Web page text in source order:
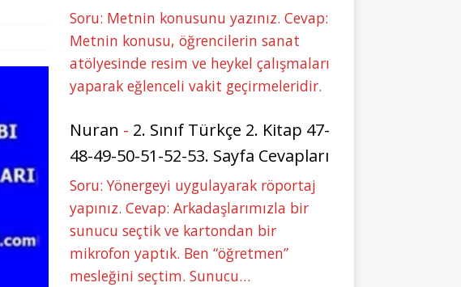
Soru: Metnin konusunu yazınız. Cevap:
Metnin konusu, öğrencilerin sanat
atölyesinde resim ve heykel çalışmaları
yaparak eğlenceli vakit geçirmeleridir.
Nuran - 2. Sınıf Türkçe 2. Kitap 47-
48-49-50-51-52-53. Sayfa Cevapları
Soru: Yönergeyi uygulayarak röportaj
yapınız. Cevap: Arkadaşlarımızla bir
sunucu seçtik ve kartondan bir
mikrofon yaptık. Ben “öğretmen”
mesleğini seçtim. Sunucu…